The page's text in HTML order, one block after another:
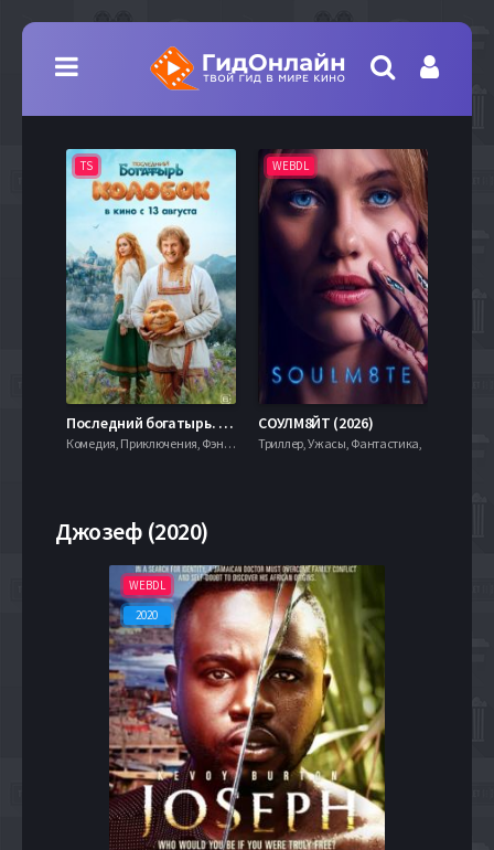
TS
Последний богатырь. Колобок (2026)
Комедия, Приключения, Фэнтези,
WEBDL
СОУЛМ8ЙТ (2026)
Триллер, Ужасы, Фантастика,
Джозеф (2020)
WEBDL
2020